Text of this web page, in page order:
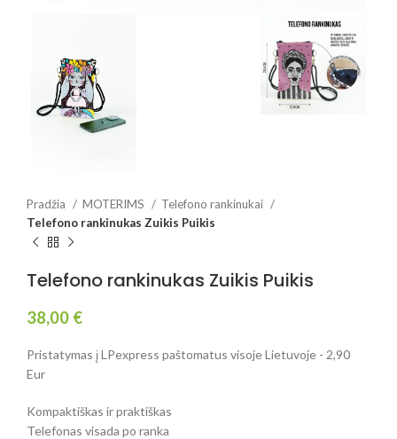
Pradžia MOTERIMS
Telefono rankinukai
Telefono rankinukas Zuikis Puikis
Telefono rankinukas Zuikis Puikis
38,00 €
Pristatymas į LPexpress paštomatus visoje Lietuvoje - 2,90
Eur
Kompaktiškas ir praktiškas
Telefonas visada po ranka